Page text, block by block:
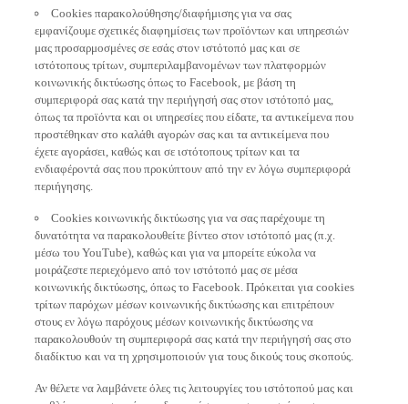
Cookies παρακολούθησης/διαφήμισης για να σας
εμφανίζουμε σχετικές διαφημίσεις των προϊόντων και υπηρεσιών
μας προσαρμοσμένες σε εσάς στον ιστότοπό μας και σε
ιστότοπους τρίτων, συμπεριλαμβανομένων των πλατφορμών
κοινωνικής δικτύωσης όπως το Facebook, με βάση τη
συμπεριφορά σας κατά την περιήγησή σας στον ιστότοπό μας,
όπως τα προϊόντα και οι υπηρεσίες που είδατε, τα αντικείμενα που
προστέθηκαν στο καλάθι αγορών σας και τα αντικείμενα που
έχετε αγοράσει, καθώς και σε ιστότοπους τρίτων και τα
ενδιαφέροντά σας που προκύπτουν από την εν λόγω συμπεριφορά
περιήγησης.
Cookies κοινωνικής δικτύωσης για να σας παρέχουμε τη
δυνατότητα να παρακολουθείτε βίντεο στον ιστότοπό μας (π.χ.
μέσω του YouTube), καθώς και για να μπορείτε εύκολα να
μοιράζεστε περιεχόμενο από τον ιστότοπό μας σε μέσα
κοινωνικής δικτύωσης, όπως το Facebook. Πρόκειται για cookies
τρίτων παρόχων μέσων κοινωνικής δικτύωσης και επιτρέπουν
στους εν λόγω παρόχους μέσων κοινωνικής δικτύωσης να
παρακολουθούν τη συμπεριφορά σας κατά την περιήγησή σας στο
διαδίκτυο και να τη χρησιμοποιούν για τους δικούς τους σκοπούς.
Αν θέλετε να λαμβάνετε όλες τις λειτουργίες του ιστότοπού μας και